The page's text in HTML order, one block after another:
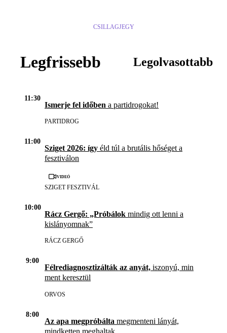
CSILLAGJEGY
Legfrissebb Legolvasottabb
11:30
Ismerje fel időben a partidrogokat!
PARTIDROG
11:00
Sziget 2026: így éld túl a brutális hőséget a
fesztiválon
Videó
SZIGET FESZTIVÁL
10:00
Rácz Gergő: „Próbálok mindig ott lenni a
kislányomnak”
RÁCZ GERGŐ
9:00
Félrediagnosztizálták az anyát, iszonyú, min
ment keresztül
ORVOS
8:00
Az apa megpróbálta megmenteni lányát,
mindketten meghaltak